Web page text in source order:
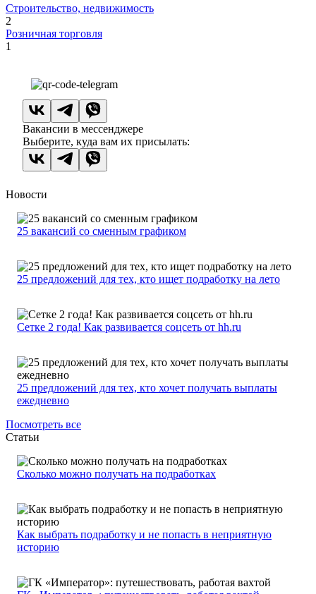
Строительство, недвижимость
2
Розничная торговля
1
Вакансии в мессенджере
Выберите, куда вам их присылать:
Новости
25 вакансий со сменным графиком
25 предложений для тех, кто ищет подработку на лето
Сетке 2 года! Как развивается соцсеть от hh.ru
25 предложений для тех, кто хочет получать выплаты
ежедневно
Посмотреть все
Статьи
Сколько можно получать на подработках
Как выбрать подработку и не попасть в неприятную
историю